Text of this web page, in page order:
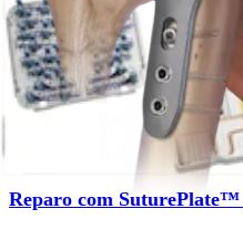
Produto
Reparo com